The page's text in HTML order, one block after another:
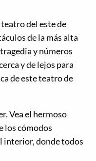
del este de
de la más alta
y números
y de lejos para
de este teatro de
Vea el hermoso
los cómodos
interior, donde todos